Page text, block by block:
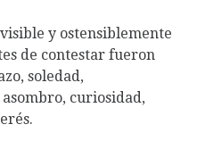
y ostensiblemente
de contestar fueron
soledad,
curiosidad,